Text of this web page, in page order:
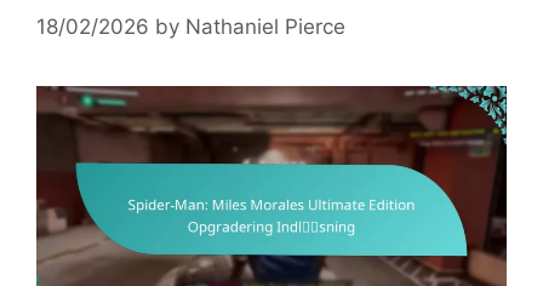
18/02/2026 by Nathaniel Pierce